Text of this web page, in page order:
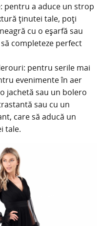
pentru a aduce un strop
ținutei tale, poți
cu o eșarfă sau
completeze perfect
pentru serile mai
evenimente în aer
jachetă sau un bolero
sau cu un
care să aducă un
tale.